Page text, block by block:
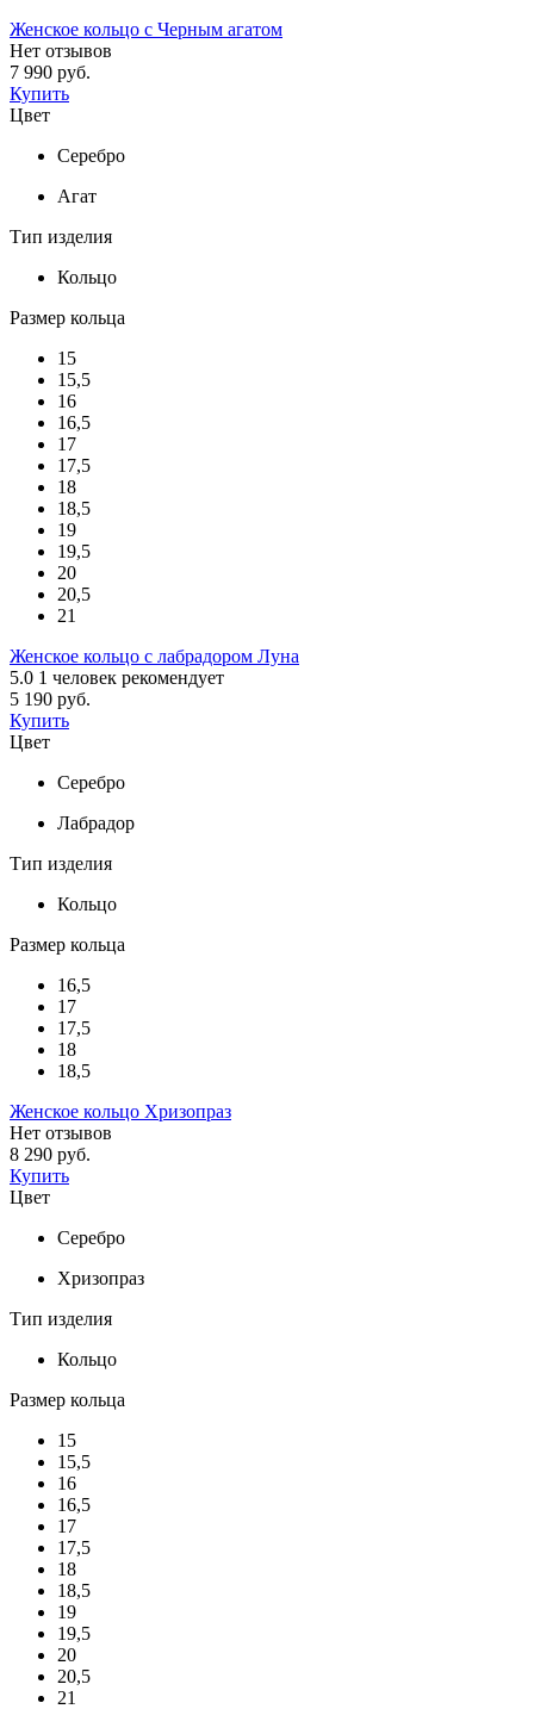
Женское кольцо с Черным агатом
Нет отзывов
7 990 руб.
Купить
Цвет
Серебро
Агат
Тип изделия
Кольцо
Размер кольца
15
15,5
16
16,5
17
17,5
18
18,5
19
19,5
20
20,5
21
Женское кольцо с лабрадором Луна
5.0 1 человек рекомендует
5 190 руб.
Купить
Цвет
Серебро
Лабрадор
Тип изделия
Кольцо
Размер кольца
16,5
17
17,5
18
18,5
Женское кольцо Хризопраз
Нет отзывов
8 290 руб.
Купить
Цвет
Серебро
Хризопраз
Тип изделия
Кольцо
Размер кольца
15
15,5
16
16,5
17
17,5
18
18,5
19
19,5
20
20,5
21